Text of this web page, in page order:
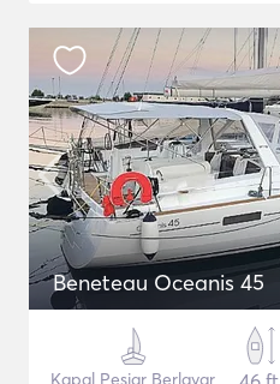
Beneteau Oceanis 45
Kapal Pesiar Berlayar